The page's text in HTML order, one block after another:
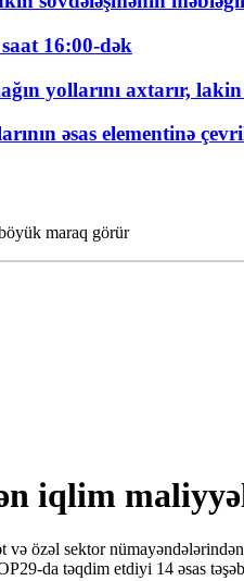
16:00-dək
yollarını axtarır,
əsas elementinə
maraq görür
iqlim
və özəl sektor
da təqdim etdiyi 14 əsas